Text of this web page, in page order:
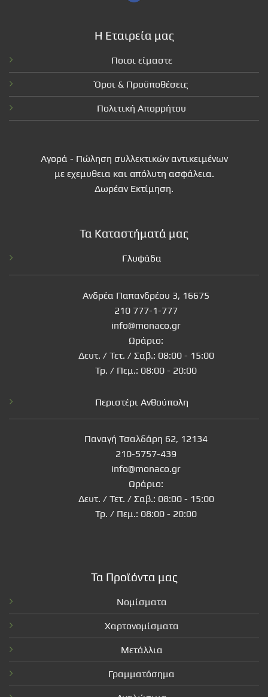
Η Εταιρεία μας
Ποιοι είμαστε
Όροι & Προϋποθέσεις
Πολιτική Απορρήτου
Αγορά - Πώληση συλλεκτικών αντικειμένων
με εχεμυθεια και απόλυτη ασφάλεια.
Δωρέαν Εκτίμηση.
Τα Καταστήματά μας
Γλυφάδα
Ανδρέα Παπανδρέου 3, 16675
210 777-1-777
info@monaco.gr
Ωράριο:
Δευτ. / Τετ. / Σαβ.: 08:00 - 15:00
Τρ. / Πεμ.: 08:00 - 20:00
Περιστέρι Ανθούπολη
Παναγή Τσαλδάρη 62, 12134
210-5757-439
info@monaco.gr
Ωράριο:
Δευτ. / Τετ. / Σαβ.: 08:00 - 15:00
Τρ. / Πεμ.: 08:00 - 20:00
Τα Προϊόντα μας
Νομίσματα
Χαρτονομίσματα
Μετάλλια
Γραμματόσημα